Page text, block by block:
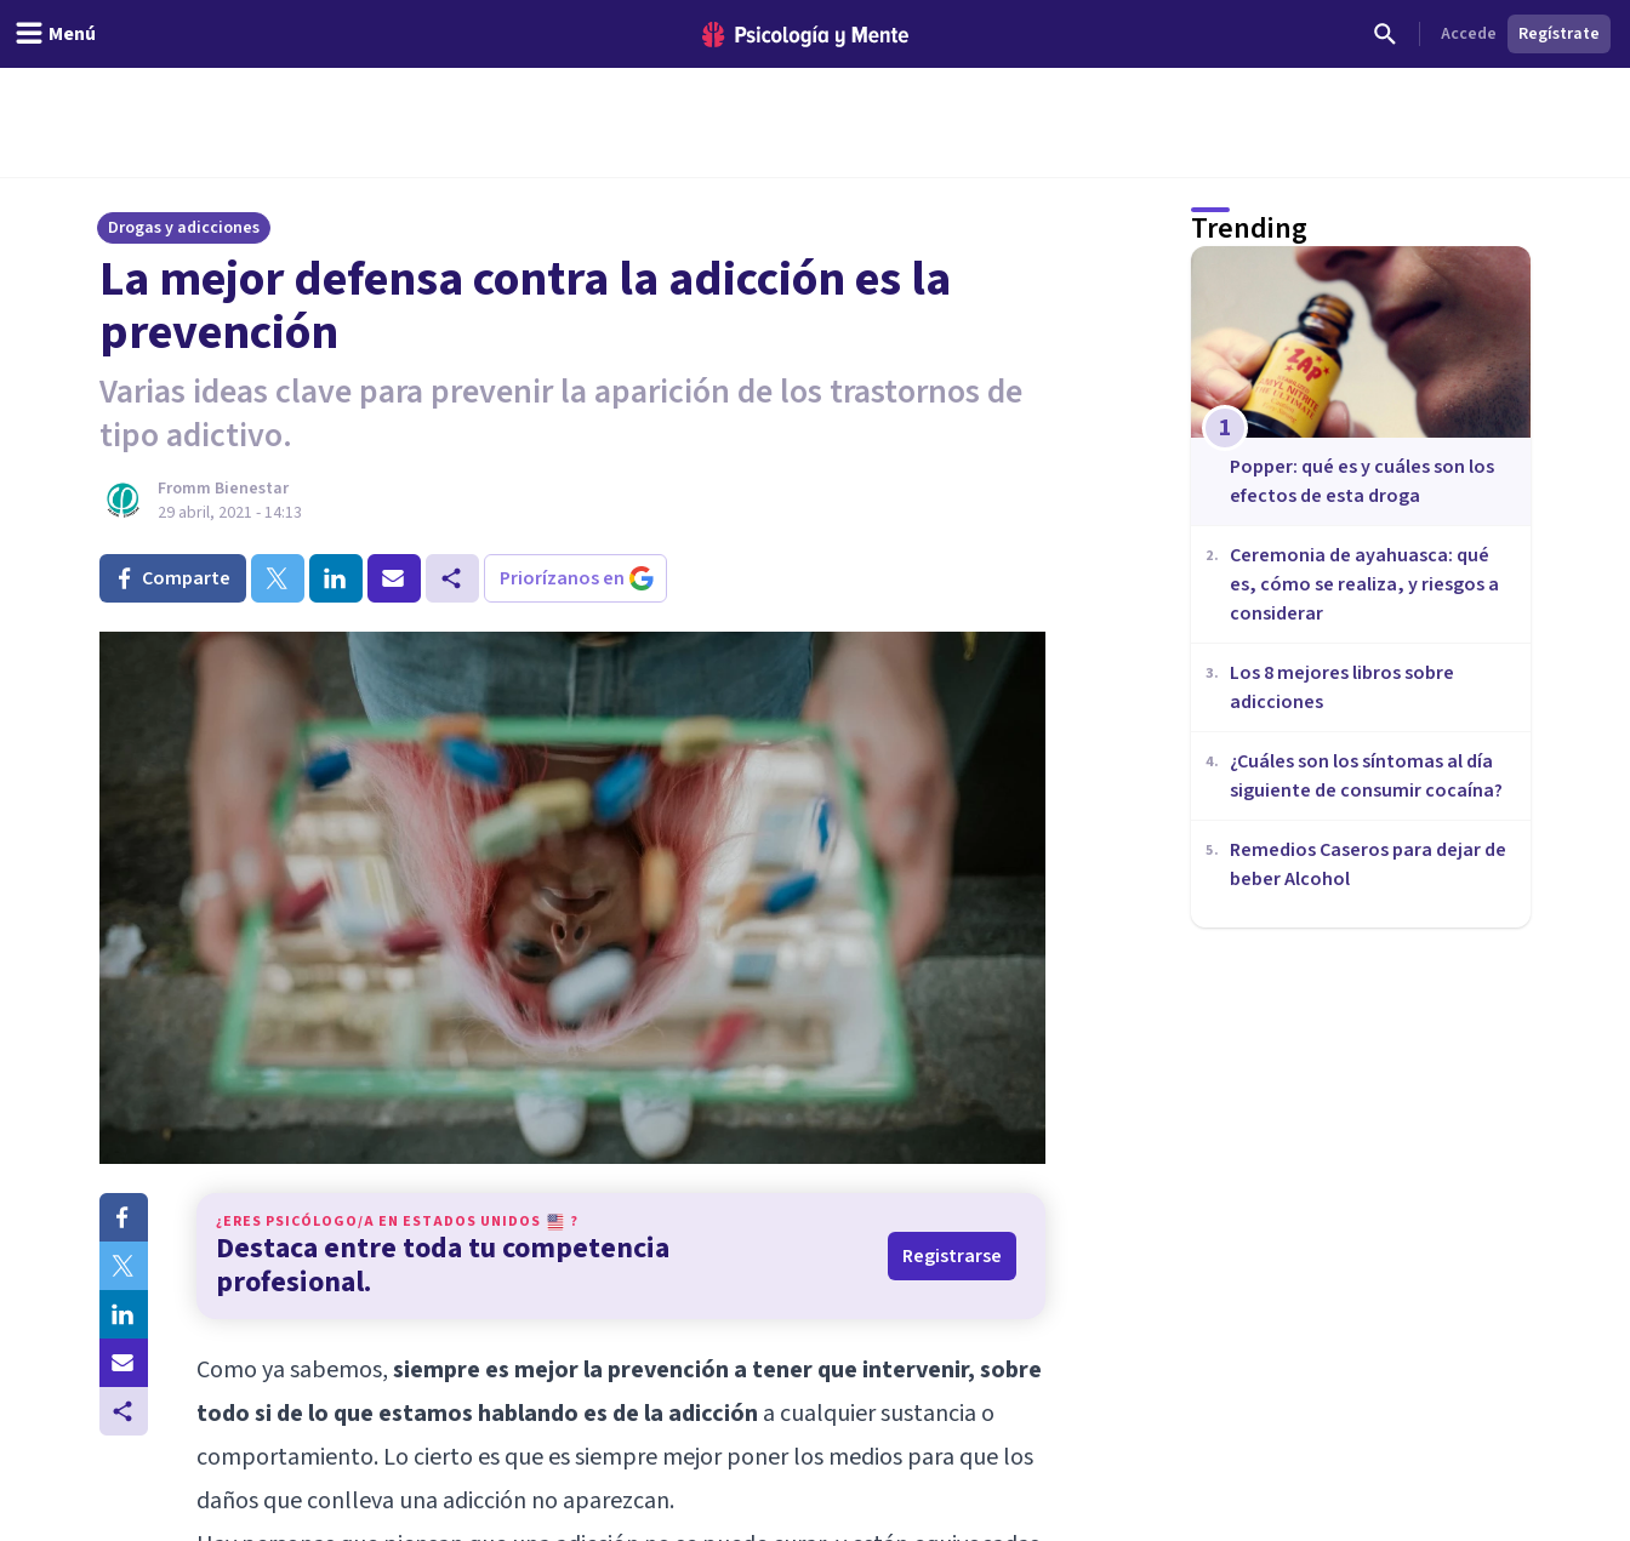
Menú Accede Regístrate
Drogas y adicciones
La mejor defensa contra la adicción es la
prevención
Varias ideas clave para prevenir la aparición de los trastornos de
tipo adictivo.
Fromm Bienestar
29 abril, 2021 - 14:13
Comparte Priorízanos en
¿ERES PSICÓLOGO/A EN ESTADOS UNIDOS ?
Destaca entre toda tu competencia
profesional.
Registrarse
Como ya sabemos,siempre es mejor la prevención a tener que intervenir, sobre
todo si de lo que estamos hablando es de la adicción a cualquier sustancia o
comportamiento. Lo cierto es que es siempre mejor poner los medios para que los
daños que conlleva una adicción no aparezcan.
Trending
1
Popper: qué es y cuáles son los
efectos de esta droga
2.
Ceremonia de ayahuasca: qué
es, cómo se realiza, y riesgos a
considerar
3.
Los 8 mejores libros sobre
adicciones
4.
¿Cuáles son los síntomas al día
siguiente de consumir cocaína?
5.
Remedios Caseros para dejar de
beber Alcohol